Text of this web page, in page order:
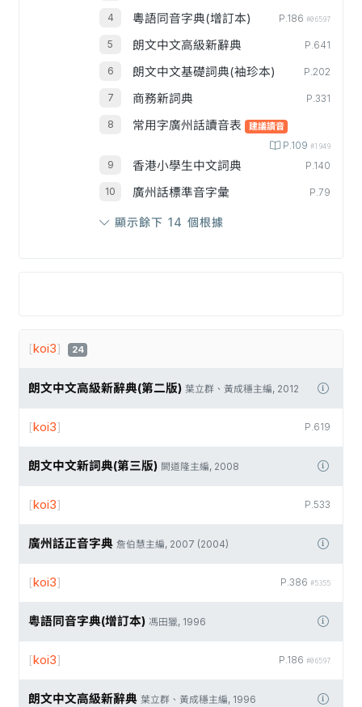
粵語同音字典(增訂本) P.186 #06597
朗文中文高級新辭典 P.641
朗文中文基礎詞典(袖珍本) P.202
商務新詞典 P.331
常用字廣州話讀音表 建議讀音
P.109 #1949
香港小學生中文詞典 P.140
廣州話標準音字彙 P.79
顯示餘下 14 個根據
[koi3] 24
朗文中文高級新辭典(第二版) 葉立群、黃成穩主編, 2012
P.619
[koi3]
朗文中文新詞典(第三版) 闕道隆主編, 2008
P.533
[koi3]
廣州話正音字典 詹伯慧主編, 2007 (2004)
P.386 #5355
[koi3]
粵語同音字典(增訂本) 馮田獵, 1996
P.186 #06597
[koi3]
朗文中文高級新辭典 葉立群、黃成穩主編, 1996